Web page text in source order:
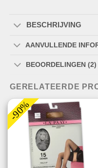
BESCHRIJVING
AANVULLENDE
BEOORDELINGEN (2)
GERELATEERDE
-90%